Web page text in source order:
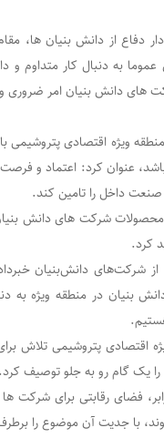
دفاع از دانش بنیان ها،
به دنبال کار متداوم و
های دانش بنیان امر
ویژه اقتصادی پتروشیمی با
عنوان کرد: اعتماد و
داخل را تامین کند.
شرکت های دانش
کرد.
از شرکت‌های دانش‌بنیان
بنیان در منطقه ویژه به
اقتصادی پتروشیمی تلاش
یک گام رو به جلو توصیف کرد.
فضای رقابتی برای شرکت
با جدیت آن موضوع را